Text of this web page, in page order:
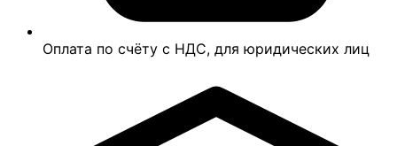
Оплата по счёту с НДС, для юридических лиц